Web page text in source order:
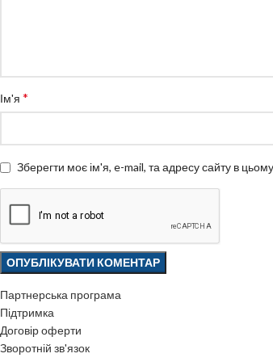
Ім'я *
Зберегти моє ім'я, e-mail, та адресу сайту в
Партнерська програма
Підтримка
Договір оферти
Зворотній зв'язок